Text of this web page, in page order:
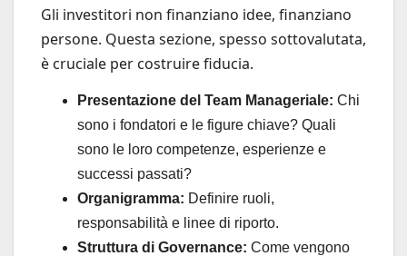
Gli investitori non finanziano idee, finanziano
persone. Questa sezione, spesso sottovalutata,
è cruciale per costruire fiducia.
Presentazione del Team Manageriale: Chi
sono i fondatori e le figure chiave? Quali
sono le loro competenze, esperienze e
successi passati?
Organigramma: Definire ruoli,
responsabilità e linee di riporto.
Struttura di Governance: Come vengono